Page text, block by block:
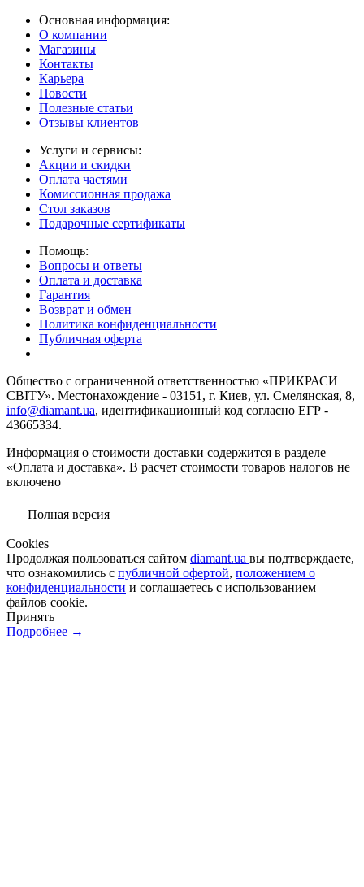
Основная информация:
О компании
Магазины
Контакты
Карьера
Новости
Полезные статьи
Отзывы клиентов
Услуги и сервисы:
Акции и скидки
Оплата частями
Комиссионная продажа
Стол заказов
Подарочные сертификаты
Помощь:
Вопросы и ответы
Оплата и доставка
Гарантия
Возврат и обмен
Политика конфиденциальности
Публичная оферта
Общество с ограниченной ответственностью «ПРИКРАСИ
СВІТУ». Местонахождение - 03151, г. Киев, ул. Смелянская, 8,
info@diamant.ua, идентификационный код согласно ЕГР -
43665334.
Информация о стоимости доставки содержится в разделе
«Оплата и доставка». В расчет стоимости товаров налогов не
включено
Полная версия
Сookies
Продолжая пользоваться сайтом diamant.ua вы подтверждаете,
что ознакомились с публичной офертой, положением о
конфиденциальности и соглашаетесь с использованием
файлов cookie.
Принять
Подробнее →